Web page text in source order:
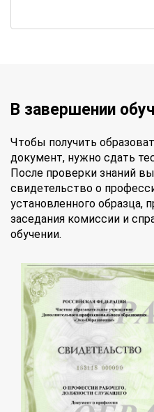
В завершении
Чтобы получить
документ, нужно сдать
После проверки знаний
свидетельство о
установленного образца,
заседания комиссии и
обучении.